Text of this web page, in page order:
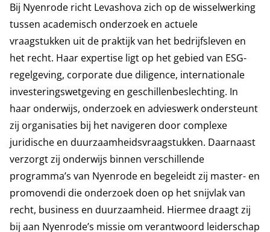
Bij Nyenrode richt Levashova zich op de wisselwerking
tussen academisch onderzoek en actuele
vraagstukken uit de praktijk van het bedrijfsleven en
het recht. Haar expertise ligt op het gebied van ESG-
regelgeving, corporate due diligence, internationale
investeringswetgeving en geschillenbeslechting. In
haar onderwijs, onderzoek en advieswerk ondersteunt
zij organisaties bij het navigeren door complexe
juridische en duurzaamheidsvraagstukken. Daarnaast
verzorgt zij onderwijs binnen verschillende
programma’s van Nyenrode en begeleidt zij master- en
promovendi die onderzoek doen op het snijvlak van
recht, business en duurzaamheid. Hiermee draagt zij
bij aan Nyenrode’s missie om verantwoord leiderschap